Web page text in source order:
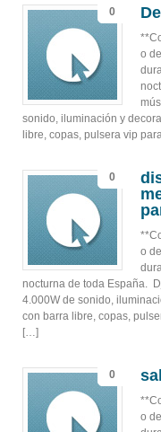
0
o
sonido, iluminación y
libre, copas, pulsera vip
0
o
nocturna de toda España.
4.000W de sonido,
con barra libre, copas,
[…]
0
o